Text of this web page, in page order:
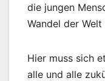
die jungen
Wandel der
Hier muss sich
alle und alle